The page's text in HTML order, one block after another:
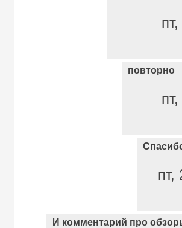
повторно
пт,
И комментарий про